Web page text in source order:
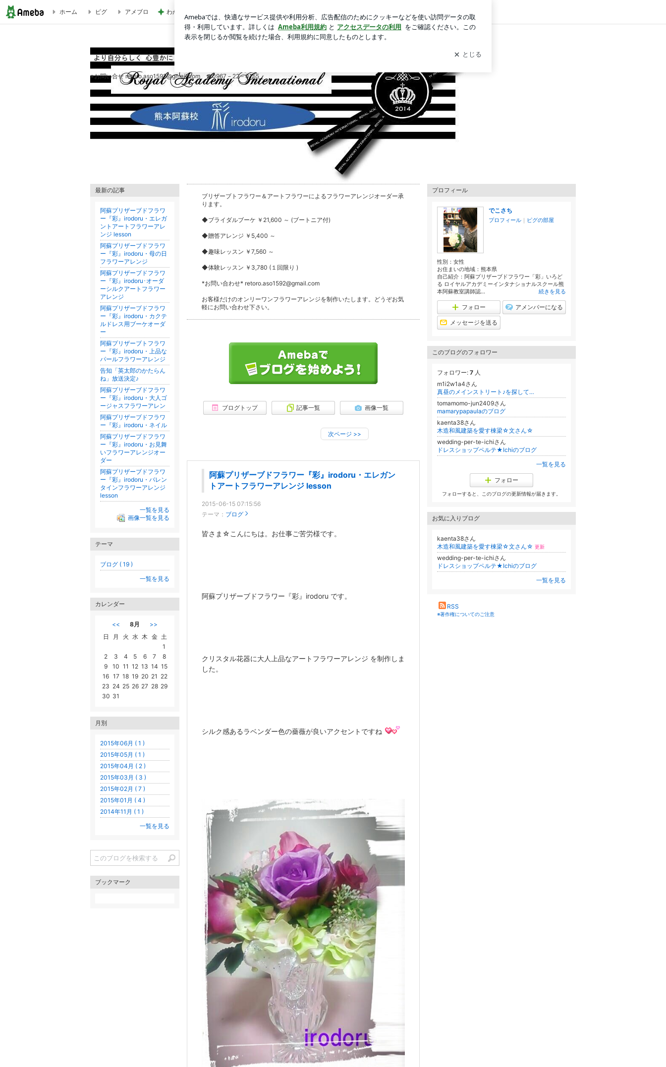
ロイヤルアカデミーインタナショナルスクール熊本阿蘇教室 「彩」irodoru
ホーム ピグ アメブロ わが家でよく作る補食の組み合わせ ログイン
※お問い合せ retoro.aso1592@gmail.com ☎0967－22－0155
ブリザーブトフラワー＆アートフラワーによるフラワーアレンジオーダー承
ります。
◆ブライダルブーケ ￥21,600 ～ (ブートニア付)
◆贈答アレンジ ￥5,400 ～
◆趣味レッスン ￥7,560 ～
◆体験レッスン ￥3,780 (１回限り )
*お問い合わせ* retoro.aso1592@gmail.com
お客様だけのオンリーワンフラワーアレンジを制作いたします。どうぞお気
軽にお問い合わせ下さい。
ブログトップ 記事一覧 画像一覧
次ページ >>
阿蘇プリザーブドフラワー『彩』irodoru・エレガン
トアートフラワーアレンジ lesson
2015-06-15 07:15:56
テーマ： ブログ
皆さま☆こんにちは。お仕事ご苦労様です。
阿蘇プリザーブドフラワー『彩』irodoru です。
クリスタル花器に大人上品なアートフラワーアレンジ を制作しま
した。
シルク感あるラベンダー色の薔薇が良いアクセントですね
プロフィール
でこさち
プロフィール ｜ ピグの部屋
性別： 女性
お住まいの地域： 熊本県
自己紹介：阿蘇プリザーブドフラワー「彩」いろど
る ロイヤルアカデミーインタナショナルスクール熊
本阿蘇教室講師認...
続きを見る
フォロー アメンバーになる
メッセージを送る
このブログのフォロワー
フォロワー: 7 人
m1i2w1a4さん
真昼のメインストリート♪を探して…
tomamomo-jun2409さん
mamarypapaulaのブログ
kaenta38さん
木造和風建築を愛す棟梁☆文さん☆
wedding-per-te-ichiさん
ドレスショップペルテ★Ichiのブログ
一覧を見る
フォロー
フォローすると、このブログの更新情報が届きます。
お気に入りブログ
kaenta38さん
木造和風建築を愛す棟梁☆文さん☆ 更新
wedding-per-te-ichiさん
ドレスショップペルテ★Ichiのブログ
一覧を見る
RSS
※著作権についてのご注意
最新の記事
阿蘇プリザーブドフラワ
ー『彩』irodoru・エレガ
ントアートフラワーアレ
ンジ lesson
阿蘇プリザーブドフラワ
ー『彩』irodoru・母の日
フラワーアレンジ
阿蘇プリザーブドフラワ
ー『彩』irodoru･オーダ
ーシルクアートフラワー
アレンジ
阿蘇プリザーブドフラワ
ー『彩』irodoru・カクテ
ルドレス用ブーケオーダ
ー
阿蘇プリザーブトフラワ
ー『彩』irodoru・上品な
パールフラワーアレンジ
告知「英太郎のかたらん
ね」放送決定♪
阿蘇プリザーブドフラワ
ー『彩』irodoru・大人ゴ
ージャスフラワーアレン
阿蘇プリザーブドフラワ
ー『彩』irodoru・ネイル
阿蘇プリザーブドフラワ
ー『彩』irodoru・お見舞
いフラワーアレンジオー
ダー
阿蘇プリザーブドフラワ
ー『彩』irodoru・バレン
タインフラワーアレンジ
lesson
一覧を見る
画像一覧を見る
テーマ
ブログ ( 19 )
一覧を見る
カレンダー
<< 8月
>>
日
月 火 水 木 金 土
1
2
3 4 5 6 7
8
9
10 11 12 13 14 15
16 17 18 19 20 21 22
23 24 25 26 27 28 29
30 31
月別
2015年06月 ( 1 )
2015年05月 ( 1 )
2015年04月 ( 2 )
2015年03月 ( 3 )
2015年02月 ( 7 )
2015年01月 ( 4 )
2014年11月 ( 1 )
一覧を見る
ブックマーク